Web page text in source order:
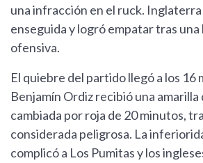
una infracción en el ruck.
enseguida y logró empatar tras una
ofensiva.
El quiebre del partido llegó a los 16
Benjamín Ordiz recibió una
cambiada por roja de 20 minutos,
considerada peligrosa. La
complicó a Los Pumitas y los